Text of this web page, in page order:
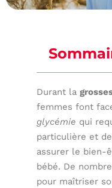
Durant la
femmes font
glycémie qui
particulière et
assurer le bien-
bébé. De
pour maîtriser